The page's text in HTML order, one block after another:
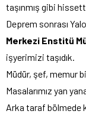
taşınmış gibi
Deprem sonrası
Merkezi Enstitü
işyerimizi taşıdık.
Müdür, şef, memur
Masalarımız yan
Arka taraf bölmede